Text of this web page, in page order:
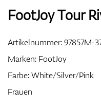
FootJoy Tour
Artikelnummer:97857M-
Marken: FootJoy
Farbe: White/Silver/Pink
Frauen